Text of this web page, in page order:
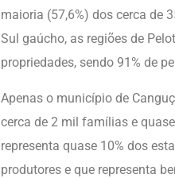
maioria (57,6%) dos cerca de
Sul gaúcho, as regiões de
propriedades, sendo 91% de
Apenas o município de
cerca de 2 mil famílias e
representa quase 10% dos
produtores e que representa